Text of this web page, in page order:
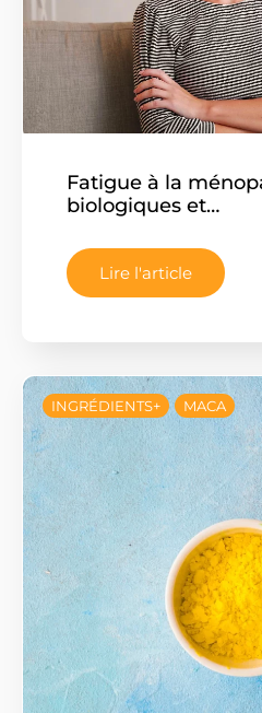
Fatigue à la
biologiques et…
Lire l'article
INGRÉDIENTS+ MACA